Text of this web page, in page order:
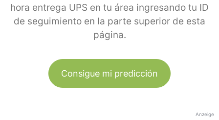
hora entrega UPS en tu área ingresando tu ID
de seguimiento en la parte superior de esta
página.
Consigue mi predicción
Anzeige